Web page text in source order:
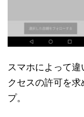
スマホによって
クセスの許可を
プ。